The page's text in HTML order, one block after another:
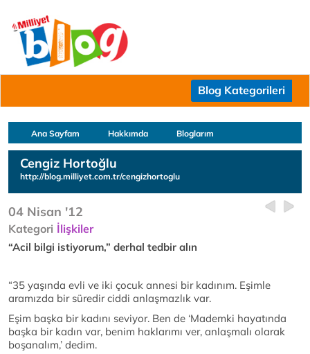
Blog Kategorileri
Ana Sayfam Hakkımda Bloglarım
Cengiz Hortoğlu
http://blog.milliyet.com.tr/cengizhortoglu
04 Nisan '12
Kategori İlişkiler
“Acil bilgi istiyorum,” derhal tedbir alın
“35 yaşında evli ve iki çocuk annesi bir kadınım. Eşimle
aramızda bir süredir ciddi anlaşmazlık var.
Eşim başka bir kadını seviyor. Ben de ‘Mademki hayatında
başka bir kadın var, benim haklarımı ver, anlaşmalı olarak
boşanalım,’ dedim.